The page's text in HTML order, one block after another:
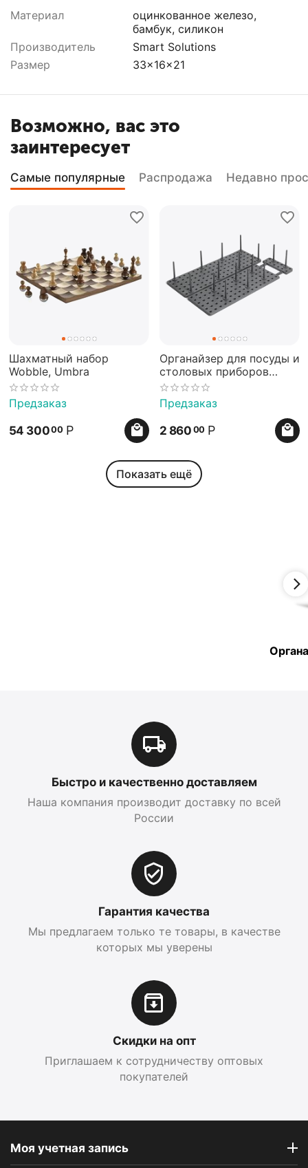
Материал
оцинкованное железо,
бамбук, силикон
Производитель
Smart Solutions
Размер
33x16x21
Возможно, вас это
заинтересует
Самые популярные Распродажа Недавно
Шахматный набор
Wobble, Umbra
Предзаказ
54 30000 Р
Органайзер для посуды и
столовых приборов
Peggy серый, Umbra
Предзаказ
2 860 00 Р
Показать ещё
Быстро и качественно доставляем
Наша компания производит доставку по всей
России
Гарантия качества
Мы предлагаем только те товары, в качестве
которых мы уверены
Скидки на опт
Приглашаем к сотрудничеству оптовых
покупателей
Моя учетная запись